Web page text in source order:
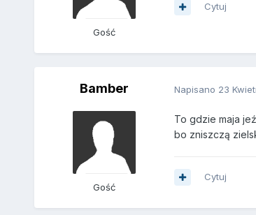
Gość
Cytuj
Bamber
Gość
Napisano 23
To gdzie maja
bo zniszczą
Cytuj